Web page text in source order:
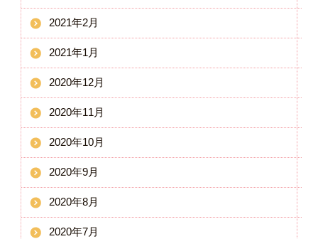
2021年2月
2021年1月
2020年12月
2020年11月
2020年10月
2020年9月
2020年8月
2020年7月